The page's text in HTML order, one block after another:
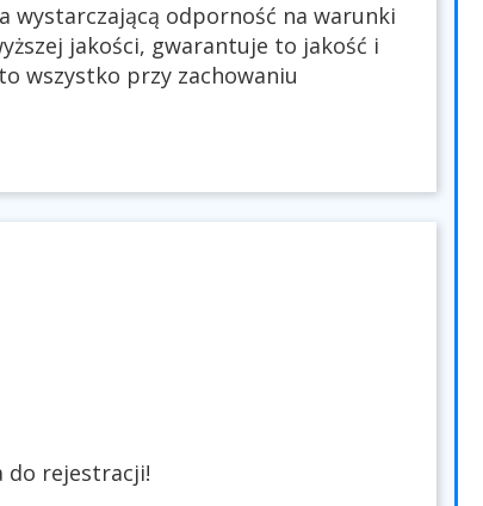
wystarczającą odporność na warunki
jakości, gwarantuje to jakość i
wszystko przy zachowaniu
do rejestracji!